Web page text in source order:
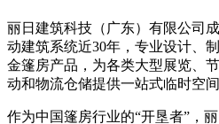
丽日建筑科技（广东）有限公司
动建筑系统近30年，专业设计、
金篷房产品，为各类大型展览、
动和物流仓储提供一站式临时空间
作为中国篷房行业的“开垦者”，